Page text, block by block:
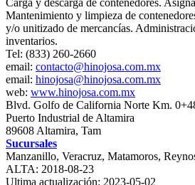
Mantenimiento y limpieza de
y/o unitizado de mercancías.
inventarios.
Tel: (833) 260-2660
email: contacto@hinojosa.com.mx
email: hinojosa@hinojosa.com.mx
web: www.hinojosa.com.mx
Blvd. Golfo de California Norte Km.
Puerto Industrial de Altamira
89608 Altamira, Tam
Sucursales
Manzanillo, Veracruz, Matamoros,
ALTA: 2018-08-23
Ultima actualización: 2023-05-02